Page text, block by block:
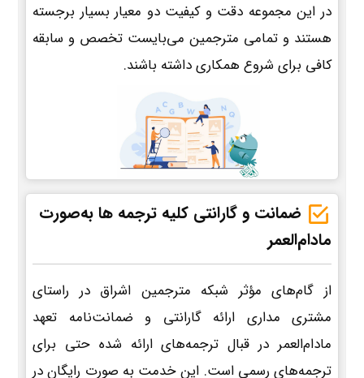
در این مجموعه دقت و کیفیت دو معیار بسیار برجسته
هستند و تمامی مترجمین می‌بایست تخصص و سابقه
کافی برای شروع همکاری داشته باشند.
ضمانت و گارانتی کلیه ترجمه ها به‌صورت
مادام‌العمر
از گام‌های مؤثر شبکه مترجمین اشراق در راستای
مشتری مداری ارائه گارانتی و ضمانت‌نامه تعهد
مادام‌العمر در قبال ترجمه‌های ارائه شده حتی برای
ترجمه‌های رسمی است. این خدمت به صورت رایگان در